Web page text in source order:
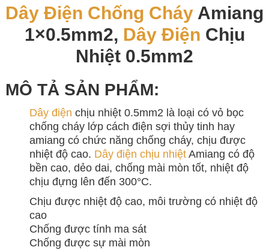
Dây Điện Chống Cháy Amiang
1×0.5mm2, Dây Điện Chịu
Nhiệt 0.5mm2
MÔ TẢ SẢN PHẨM:
Dây điện chịu nhiệt 0.5mm2 là loại có vỏ bọc
chống cháy lớp cách điện sợi thủy tinh hay
amiang có chức năng chống cháy, chịu được
nhiệt độ cao. Dây điện chịu nhiệtAmiang có độ
bền cao, dẻo dai, chống mài mòn tốt, nhiệt độ
chịu đựng lên đến 300°C.
Chịu được nhiệt độ cao, môi trường có nhiệt độ
cao
Chống được tính ma sát
Chống được sự mài mòn